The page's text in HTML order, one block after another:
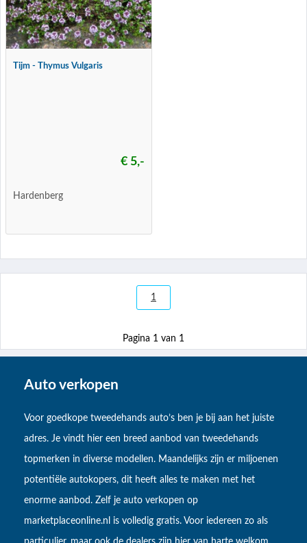
Tijm - Thymus Vulgaris
€ 5,-
Hardenberg
1
Pagina 1 van 1
Auto verkopen
Voor goedkope tweedehands auto’s ben je bij aan het juiste
adres. Je vindt hier een breed aanbod van tweedehands
topmerken in diverse modellen. Maandelijks zijn er miljoenen
potentiële autokopers, dit heeft alles te maken met het
enorme aanbod. Zelf je auto verkopen op
marketplaceonline.nl is volledig gratis. Voor iedereen zo als